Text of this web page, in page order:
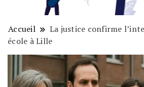
Accueil
La justice confirme
école à Lille